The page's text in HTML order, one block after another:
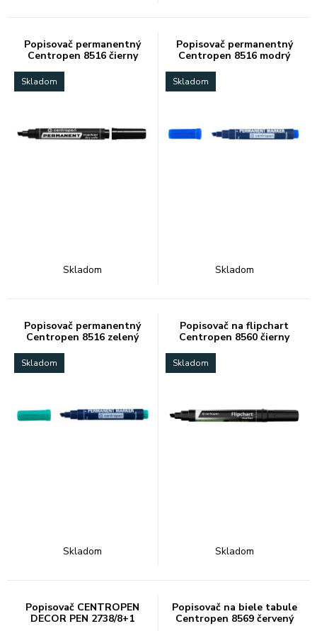
Popisovač permanentný
Centropen 8516 čierny
Skladom
Skladom
Popisovač permanentný
Centropen 8516 modrý
Skladom
Skladom
Popisovač permanentný
Centropen 8516 zelený
Skladom
Skladom
Popisovač na flipchart
Centropen 8560 čierny
Skladom
Skladom
Popisovač CENTROPEN
DECOR PEN 2738/8+1
Popisovač na biele tabule
Centropen 8569 červený